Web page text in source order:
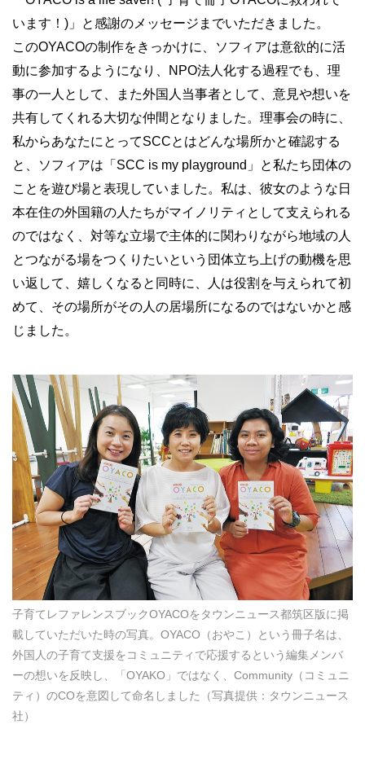
います！)」と感謝のメッセージまでいただきました。
このOYACOの制作をきっかけに、ソフィアは意欲的に活
動に参加するようになり、NPO法人化する過程でも、理
事の一人として、また外国人当事者として、意見や想いを
共有してくれる大切な仲間となりました。理事会の時に、
私からあなたにとってSCCとはどんな場所かと確認する
と、ソフィアは「SCC is my playground」と私たち団体の
ことを遊び場と表現していました。私は、彼女のような日
本在住の外国籍の人たちがマイノリティとして支えられる
のではなく、対等な立場で主体的に関わりながら地域の人
とつながる場をつくりたいという団体立ち上げの動機を思
い返して、嬉しくなると同時に、人は役割を与えられて初
めて、その場所がその人の居場所になるのではないかと感
じました。
子育てレファレンスブックOYACOをタウンニュース都筑区版に掲
載していただいた時の写真。OYACO（おやこ）という冊子名は、
外国人の子育て支援をコミュニティで応援するという編集メンバ
ーの想いを反映し、「OYAKO」ではなく、Community（コミュニ
ティ）のCOを意図して命名しました（写真提供：タウンニュース
社）